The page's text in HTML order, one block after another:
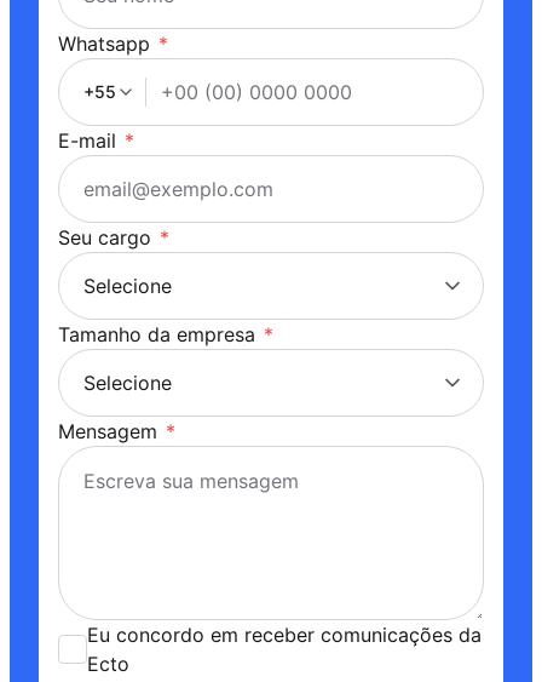
Whatsapp *
+55
E-mail *
Seu cargo *
Tamanho da empresa *
Mensagem *
Eu concordo em receber comunicações da
Ecto